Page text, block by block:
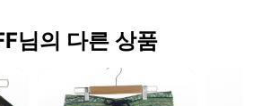
님의 다른 상품